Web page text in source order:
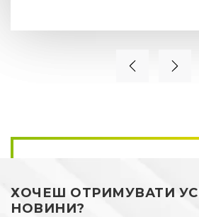
ХОЧЕШ ОТРИМУВАТИ УСІ
НОВИНИ?